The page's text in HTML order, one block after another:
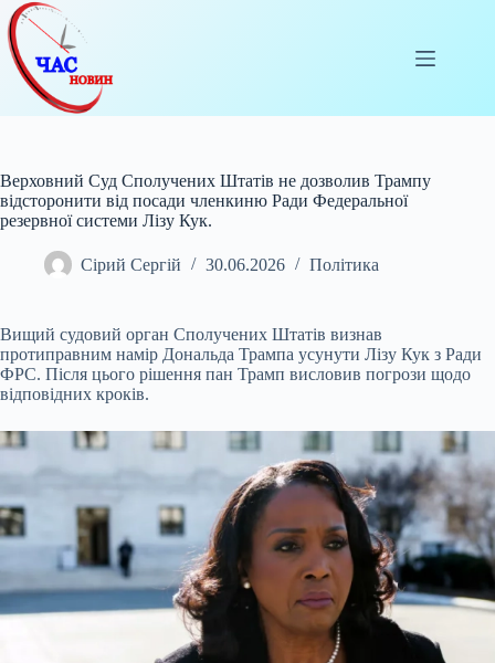
Перейти
до
вмісту
Верховний Суд Сполучених Штатів не дозволив Трампу
відсторонити від посади членкиню Ради Федеральної
резервної системи Лізу Кук.
Сірий Сергій 30.06.2026 Політика
Вищий судовий орган Сполучених Штатів визнав
протиправним намір Дональда Трампа усунути Лізу Кук з Ради
ФРС. Після цього рішення пан Трамп висловив погрози щодо
відповідних кроків.